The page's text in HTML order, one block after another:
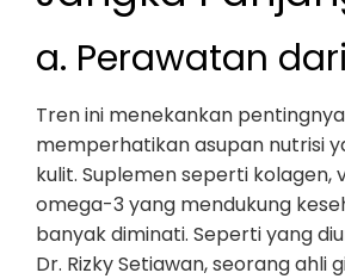
a. Perawatan
Tren ini menekankan pentingnya
memperhatikan asupan nutrisi
kulit. Suplemen seperti kolagen,
omega-3 yang mendukung
banyak diminati. Seperti yang
Dr. Rizky Setiawan, seorang ahli